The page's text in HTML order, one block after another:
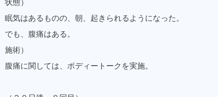
状態）
眠気はあるものの、朝、起きられるようになった。
でも、腹痛はある。
施術）
腹痛に関しては、ボディートークを実施。